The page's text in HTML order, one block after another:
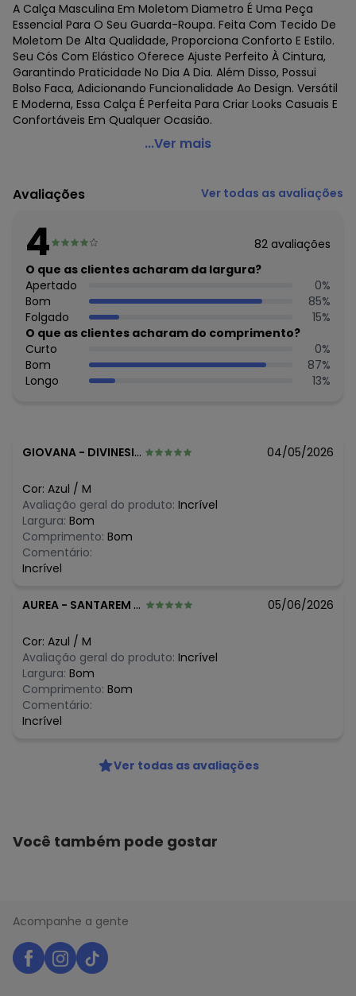
A Calça Masculina Em Moletom Diametro É Uma Peça
Essencial Para O Seu Guarda-Roupa. Feita Com Tecido De
Moletom De Alta Qualidade, Proporciona Conforto E Estilo.
Seu Cós Com Elástico Oferece Ajuste Perfeito À Cintura,
Garantindo Praticidade No Dia A Dia. Além Disso, Possui
Bolso Faca, Adicionando Funcionalidade Ao Design. Versátil
E Moderna, Essa Calça É Perfeita Para Criar Looks Casuais E
Confortáveis Em Qualquer Ocasião.
Diametro - Calça Masculina em Moletom Cinza
Fornecedor: ROVITEX IND E COM DE MALHAS LTDA / CNPJ
79.233.672/0010-98
Cuidados para conservação do produto: Lavar na
temperatura mínima de 30°.
Não usar alvejante.
Usar secadora na temperatura mínima.
Secar na sombra.
Não passar.
Não lavar a seco.
Tecido: Moletom
Composição: Peca Total 49% Algodao 51% Poliester
Histórico de preços
agosto/2026
N/D*
junho/2026
maio/2026
abril/2026
março/2026
fevereiro/2026
...Ver mais
Avaliações Ver todas as avaliações
4 82 avaliações
O que as clientes acharam da largura?
Apertado
0%
Bom
85%
Folgado
15%
O que as clientes acharam do comprimento?
Curto
0%
Bom
87%
Longo
13%
GIOVANA - DIVINESIA - MG 04/05/2026
Cor: Azul / M
Avaliação geral do produto: Incrível
Largura: Bom
Comprimento: Bom
Comentário:
Incrível
AUREA - SANTAREM - PA 05/06/2026
Cor: Azul / M
Avaliação geral do produto: Incrível
Largura: Bom
Comprimento: Bom
Comentário:
Incrível
Ver todas as avaliações
Você também pode gostar
Acompanhe a gente